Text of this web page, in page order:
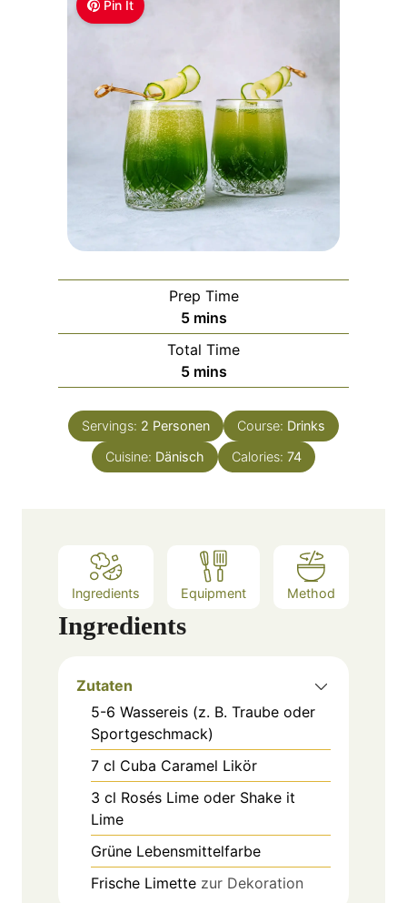
Pin It
Prep Time
5m
i
n
u
e
mins
Total Time
5m
i
n
u
t
mins
Servings: 2 Personen Course: Drinks
Cuisine: Dänisch Calories: 74
Ingredients Equipment Method
Ingredients
Zutaten
5-6 Wassereis (z. B. Traube oder
Sportgeschmack)
7 cl Cuba Caramel Likör
3 cl Rosés Lime oder Shake it
Lime
Grüne Lebensmittelfarbe
Frische Limette zur Dekoration